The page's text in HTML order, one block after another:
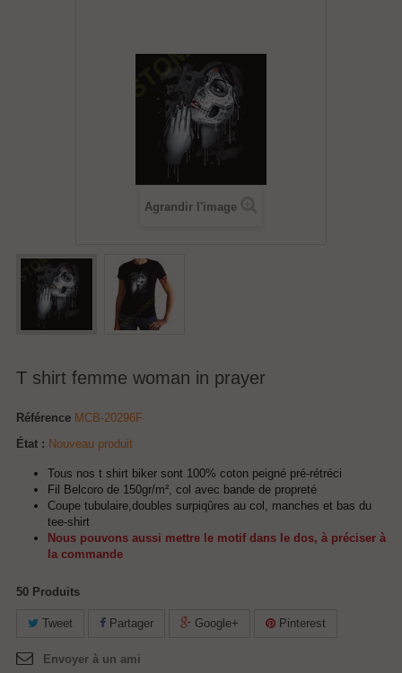
Agrandir l'image
T shirt femme woman in prayer
Référence MCB-20296F
État : Nouveau produit
Tous nos t shirt biker sont 100% coton peigné pré-rétréci
Fil Belcoro de 150gr/m², col avec bande de propreté
Coupe tubulaire,doubles surpiqûres au col, manches et bas du
tee-shirt
Nous pouvons aussi mettre le motif dans le dos, à préciser à
la commande
50 Produits
Tweet Partager Google+ Pinterest
Envoyer à un ami